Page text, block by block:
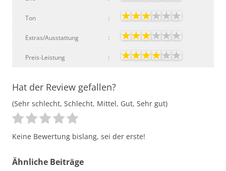
Ton :
Extras/Ausstattung :
Preis-Leistung :
Hat der Review gefallen?
(Sehr schlecht, Schlecht, Mittel, Gut, Sehr gut)
Keine Bewertung bislang, sei der erste!
Ähnliche Beiträge